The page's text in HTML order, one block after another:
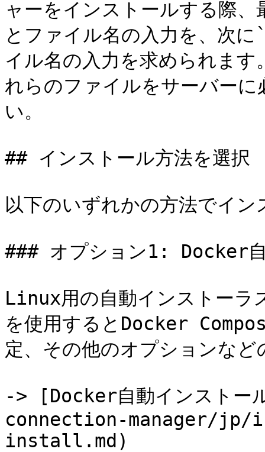
ャーをインストールする際
とファイル名の入力を、次
イル名の入力を求められま
れらのファイルをサーバー
い。
## インストール方法を選択
以下のいずれかの方法でイン
### オプション1: Docker
Linux用の自動インストーラ
を使用するとDocker
定、その他のオプションな
-> [Docker自動インストー
connection-manager/
install.md)